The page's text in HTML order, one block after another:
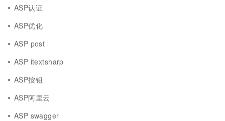
ASP认证
ASP优化
ASP post
ASP itextsharp
ASP按钮
ASP阿里云
ASP swagger